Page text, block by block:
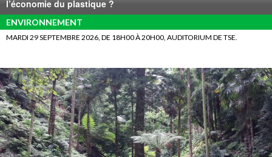
l’économie du plastique ?
ENVIRONNEMENT
MARDI 29 SEPTEMBRE 2026, DE 18H00 À 20H00, AUDITORIUM DE TSE.